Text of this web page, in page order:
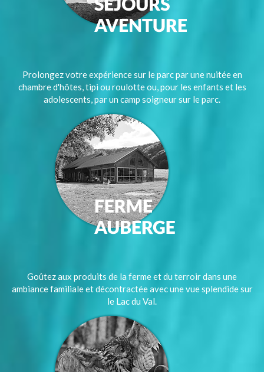
Prolongez votre expérience sur le parc par une nuitée en
chambre d'hôtes, tipi ou roulotte ou, pour les enfants et les
adolescents, par un camp soigneur sur le parc.
Goûtez aux produits de la ferme et du terroir dans une
ambiance familiale et décontractée avec une vue splendide sur
le Lac du Val.